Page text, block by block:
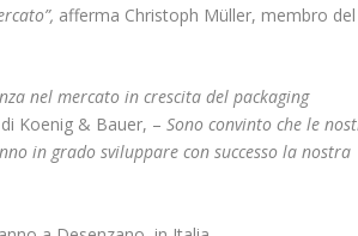
afferma Christoph Müller, membro del
nel mercato in crescita del packaging
di Koenig & Bauer, –Sono convinto che le
in grado sviluppare con successo la nostra